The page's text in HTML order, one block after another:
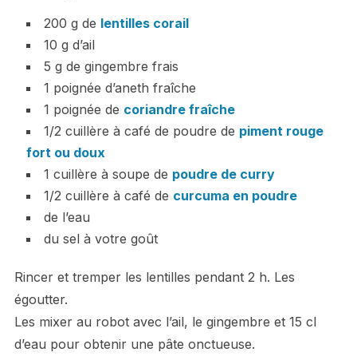
200 g de lentilles corail
10 g d’ail
5 g de gingembre frais
1 poignée d’aneth fraîche
1 poignée de coriandre fraîche
1/2 cuillère à café de poudre de piment rouge
fort ou doux
1 cuillère à soupe de poudre de curry
1/2 cuillère à café de curcuma en poudre
de l’eau
du sel à votre goût
Rincer et tremper les lentilles pendant 2 h. Les
égoutter.
Les mixer au robot avec l’ail, le gingembre et 15 cl
d’eau pour obtenir une pâte onctueuse.